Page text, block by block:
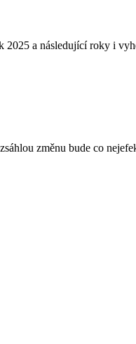
2025 a následující roky i
změnu bude co